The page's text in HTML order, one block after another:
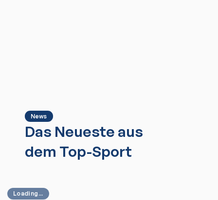
News
Das Neueste aus
dem Top-Sport
Loading...